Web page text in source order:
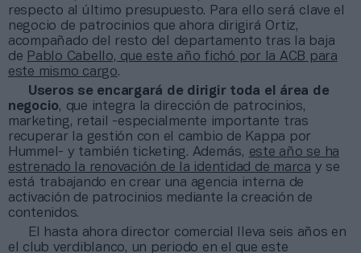
respecto al último presupuesto. Para ello será clave el
negocio de patrocinios que ahora dirigirá Ortiz,
acompañado del resto del departamento tras la baja
de Pablo Cabello, que este año fichó por la ACB para
este mismo cargo.
Useros se encargará de dirigir toda el área de
negocio, que integra la dirección de patrocinios,
marketing, retail -especialmente importante tras
recuperar la gestión con el cambio de Kappa por
Hummel- y también ticketing. Además, este año se ha
estrenado la renovación de la identidad de marca y se
está trabajando en crear una agencia interna de
activación de patrocinios mediante la creación de
contenidos.
El hasta ahora director comercial lleva seis años en
el club verdiblanco, un periodo en el que este